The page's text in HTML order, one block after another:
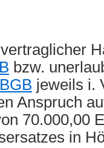
bzw.
jeweils i.
Anspruch
70.000,00
in